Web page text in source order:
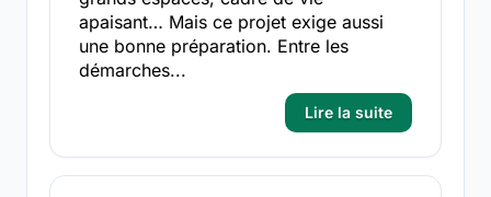
apaisant… Mais ce projet exige aussi
une bonne préparation. Entre les
démarches...
Lire la suite